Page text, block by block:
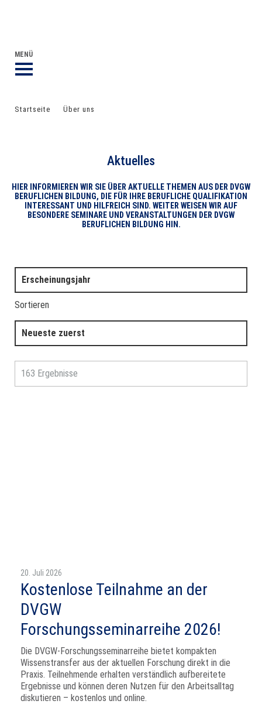
MENÜ
Startseite Über uns
Aktuelles
HIER INFORMIEREN WIR SIE ÜBER AKTUELLE THEMEN AUS DER DVGW
BERUFLICHEN BILDUNG, DIE FÜR IHRE BERUFLICHE QUALIFIKATION
INTERESSANT UND HILFREICH SIND. WEITER WEISEN WIR AUF
BESONDERE SEMINARE UND VERANSTALTUNGEN DER DVGW
BERUFLICHEN BILDUNG HIN.
Erscheinungsjahr
Sortieren
Neueste zuerst
163 Ergebnisse
20. Juli 2026
Kostenlose Teilnahme an der
DVGW
Forschungsseminarreihe 2026!
Die DVGW-Forschungsseminarreihe bietet kompakten
Wissens­transfer aus der aktuellen Forschung direkt in die
Praxis. Teilnehmende erhalten verständlich aufbereitete
Ergebnisse und können deren Nutzen für den Arbeitsalltag
diskutieren – kostenlos und online.